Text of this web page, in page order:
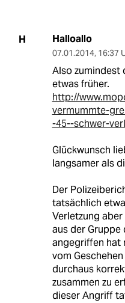
H Halloallo
07.01.2014, 16:37
Also zumindest
etwas früher.
http://
vermummte-
-45--schwer-
Glückwunsch
langsamer als
Der
tatsächlich
Verletzung
aus der Gruppe
angegriffen hat
vom
durchaus
zusammen zu
dieser Angriff